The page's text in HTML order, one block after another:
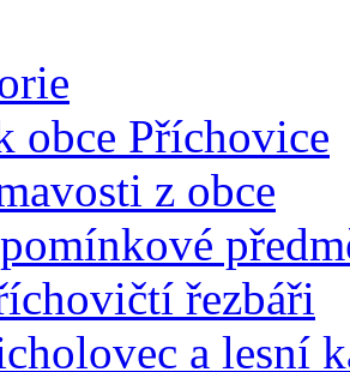
obce Příchovice
z obce
řezbáři
a lesní